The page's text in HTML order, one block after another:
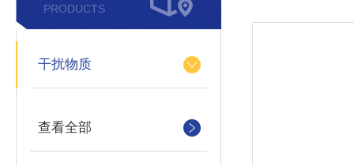
PRODUCTS
干扰物质
查看全部